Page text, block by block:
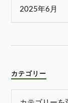
カテゴリー